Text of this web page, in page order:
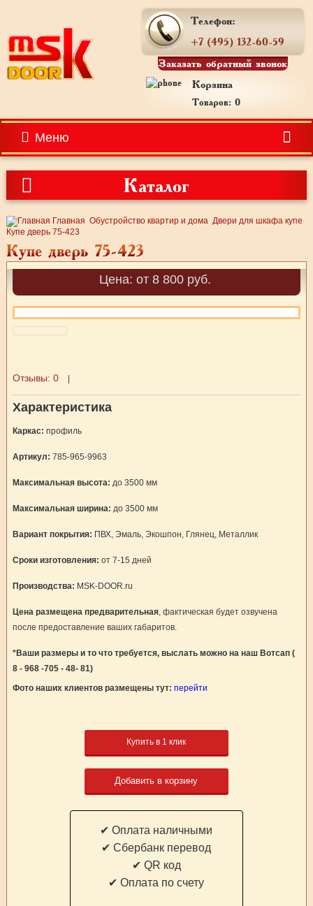
Телефон:
+7 (495) 132-60-59
Заказать обратный звонок
Корзина
Товаров: 0
Меню
Каталог
Главная Обустройство квартир и дома Двери для шкафа купе
Купе дверь 75-423
Купе дверь 75-423
Цена: от 8 800 руб.
Отзывы: 0
Характеристика
Каркас: профиль
Артикул: 785-965-9963
Максимальная высота: до 3500 мм
Максимальная ширина: до 3500 мм
Вариант покрытия: ПВХ, Эмаль, Экошпон, Глянец, Металлик
Сроки изготовления: от 7-15 дней
Производства: MSK-DOOR.ru
Цена размещена предварительная, фактическая будет озвучена
после предоставление ваших габаритов.
*Ваши размеры и то что требуется, выслать можно на наш Вотсап (
8 - 968 -705 - 48- 81)
Фото наших клиентов размещены тут: перейти
Купить в 1 клик
Добавить в корзину
✔ Оплата наличными
✔ Cбербанк перевод
✔ QR код
✔ Оплата по счету